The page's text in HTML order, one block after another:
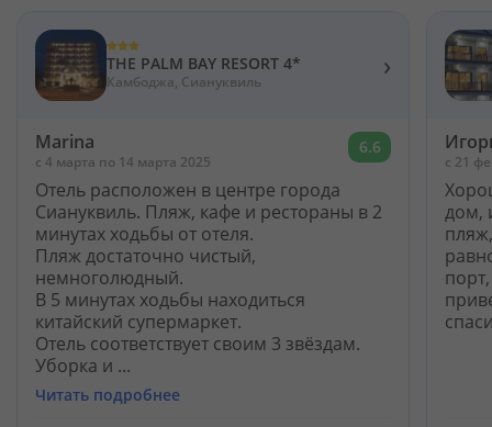
Язык: Русский
Загрузить приложение из App Store
Загрузить приложение из Google Play
THE PALM BAY RESORT 4*
Камбоджа, Сиануквиль ›
Marina
c 4 марта по 14 марта 2025
6.6
Отель расположен в центре города
Сиануквиль. Пляж, кафе и рестораны в 2
минутах ходьбы от отеля.
Пляж достаточно чистый,
немноголюдный.
В 5 минутах ходьбы находиться
китайский супермаркет.
Отель соответствует своим 3 звёздам.
Уборка и ...
Читать подробнее
c 21
дом,